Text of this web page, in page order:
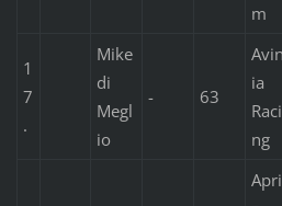
m
1
7
.
Mike
di
Megl
io
- 63
ia
Raci
ng